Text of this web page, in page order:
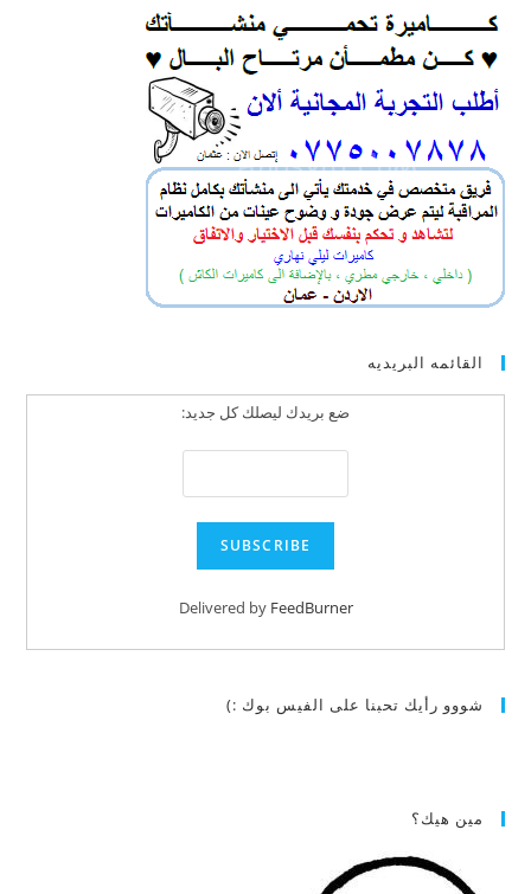
القائمه البريديه
ضع بريدك ليصلك كل جديد:
Delivered by FeedBurner
شووو رأيك تحبنا على الفيس بوك :)
مين هيك؟